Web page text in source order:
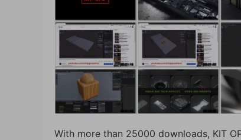
With more than 25000 downloads, KIT